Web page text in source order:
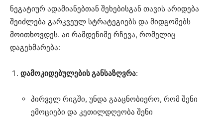
ნეგატიურ ადამიანებთან შეხებისგან თავის არიდება
შეიძლება გარკვეულ სტრატეგიებს და მიდგომებს
მოითხოვდეს. აი რამდენიმე რჩევა, რომელიც
დაგეხმარება:
დამოკიდებულების განსაზღვრა:
პირველ რიგში, უნდა გააცნობიერო, რომ შენი
ემოციები და კეთილდღეობა შენი